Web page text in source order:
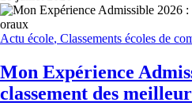
Actu école, Classements écoles de
Mon Expérience
classement des